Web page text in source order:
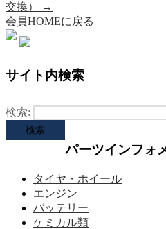
交換）
→
会員HOMEに戻る
サイト内検索
検索:
パーツインフォ
タイヤ・ホイール
エンジン
バッテリー
ケミカル類